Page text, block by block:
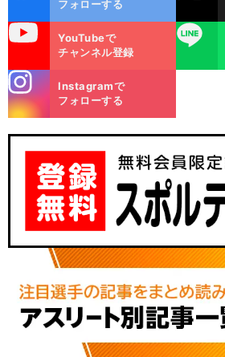
フォローする
YouTubeで
チャンネル登録
LINE
m
Instagramで
フォローする